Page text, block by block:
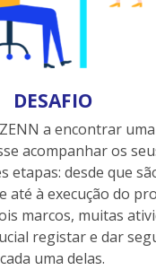
DESAFIO
a encontrar
acompanhar os
etapas: desde que
até à execução do
marcos, muitas
registar e dar
cada uma delas.